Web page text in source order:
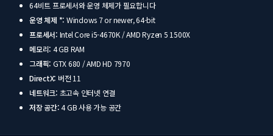
64비트 프로세서와 운영 체제가 필요합니다
운영 체제 *: Windows 7 or newer, 64-bit
프로세서: Intel Core i5-4670K / AMD Ryzen 5 1500X
메모리: 4 GB RAM
그래픽: GTX 680 / AMD HD 7970
DirectX: 버전 11
네트워크: 초고속 인터넷 연결
저장 공간:4 GB 사용 가능 공간